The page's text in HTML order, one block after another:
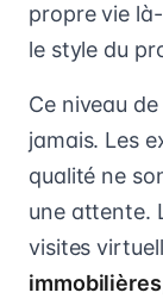
propre vie
le style du
Ce niveau
jamais. Les
qualité ne
une attente.
visites
immobilières